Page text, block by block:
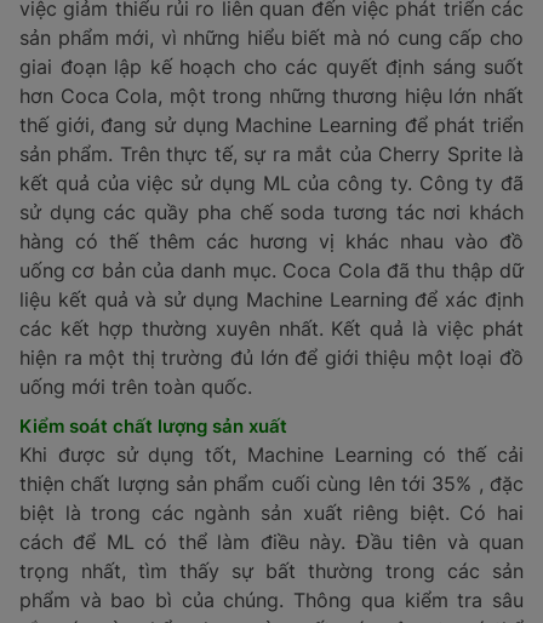
nhất của machine learning liên quan đến giai đoạn
phát triển sản phẩm. Đó là bởi vì giai đoạn thiết kế và
lập kế hoạch cho các sản phẩm mới, và cải tiến những
sản phẩm hiện có, gắn liền với vô số thông tin phải
được xem xét để mang lại kết quả tốt nhất.
Do đó, các giải pháp ML có thể giúp thu thập đữ liệu
của người tiêu dùng và phân tích nó để hiểu nhu cầu,
khám phá các nhu cầu tiềm ẩn và phát hiện các cơ hội
kinh doanh mới. Tất cả điều này kết thúc trong các
sản phẩm tốt hơn từ danh mục hiện có cũng như
những sản phẩm mới có thể mở ra nguồn doanh thu
mới cho công ty. Machine learning đặc biệt tốt trong
việc giảm thiểu rủi ro liên quan đến việc phát triển các
sản phẩm mới, vì những hiểu biết mà nó cung cấp cho
giai đoạn lập kế hoạch cho các quyết định sáng suốt
hơn Coca Cola, một trong những thương hiệu lớn nhất
thế giới, đang sử dụng Machine Learning để phát triển
sản phẩm. Trên thực tế, sự ra mắt của Cherry Sprite là
kết quả của việc sử dụng ML của công ty. Công ty đã
sử dụng các quầy pha chế soda tương tác nơi khách
hàng có thế thêm các hương vị khác nhau vào đồ